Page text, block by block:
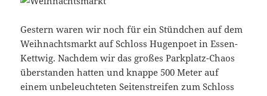
Gestern waren wir noch für ein Stündchen auf dem
Weihnachtsmarkt auf Schloss Hugenpoet in Essen-
Kettwig. Nachdem wir das großes Parkplatz-Chaos
überstanden hatten und knappe 500 Meter auf
einem unbeleuchteten Seitenstreifen zum Schloss